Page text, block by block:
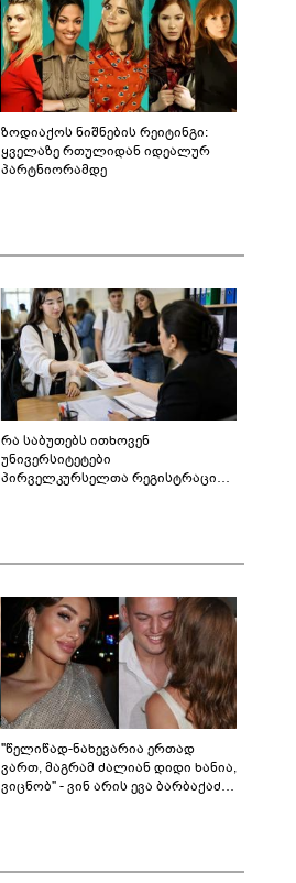
ზოდიაქოს ნიშნების რეიტინგი:
ყველაზე რთულიდან იდეალურ
პარტნიორამდე
რა საბუთებს ითხოვენ
უნივერსიტეტები
პირველკურსელთა რეგისტრაციის
"წელიწად-ნახევარია ერთად
ვართ, მაგრამ ძალიან დიდი ხანია,
ვიცნობ" - ვინ არის ევა ბარბაქაძის